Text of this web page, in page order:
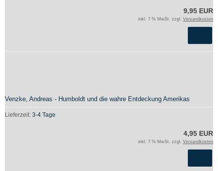
9,95 EUR
inkl. 7 % MwSt. zzgl. Versandkosten
Venzke, Andreas - Humboldt und die wahre Entdeckung Amerikas
Lieferzeit: 3-4 Tage
4,95 EUR
inkl. 7 % MwSt. zzgl. Versandkosten